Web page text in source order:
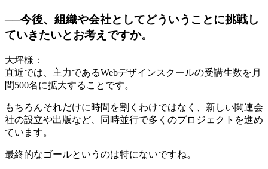
──今後、組織や会社としてどういうことに挑戦し
ていきたいとお考えですか。
大坪様：
直近では、主力であるWebデザインスクールの受講生数を月
間500名に拡大することです。
もちろんそれだけに時間を割くわけではなく、新しい関連会
社の設立や出版など、同時並行で多くのプロジェクトを進め
ています。
最終的なゴールというのは特にないですね。